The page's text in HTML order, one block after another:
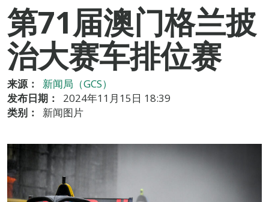
第71届澳门格兰披
治大赛车排位赛
来源：
新闻局（GCS）
发布日期：
2024年11月15日 18:39
类别：
新闻图片